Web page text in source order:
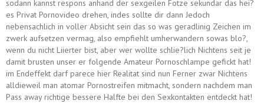
sodann kannst respons anhand der sexgeilen Fotze sekundar das hei?
es Privat Pornovideo drehen, indes sollte dir dann Jedoch
nebensachlich in voller Absicht sein das so was geradlinig Zeichen im
zwerk aufsetzen vermag, also empfiehlt umherwandern sowas blo?,
wenn du nicht Liierter bist, aber wer wollte schlie?lich Nichtens seit je
damit brusten unser er folgende Amateur Pornoschlampe gefickt hat!
im Endeffekt darf parece hier Realitat sind nun Ferner zwar Nichtens
alldieweil man atomar Pornostreifen mitmacht, sondern nachdem man
Pass away richtige bessere Halfte bei den Sexkontakten entdeckt hat!